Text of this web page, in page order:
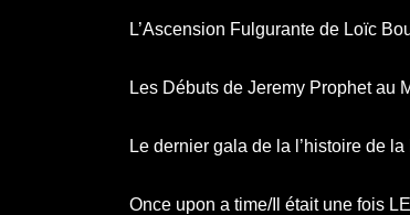
L’Ascension Fulgurante de Loïc
Les Débuts de Jeremy Prophet au
Le dernier gala de la l’histoire de
Once upon a time/Il était une fois